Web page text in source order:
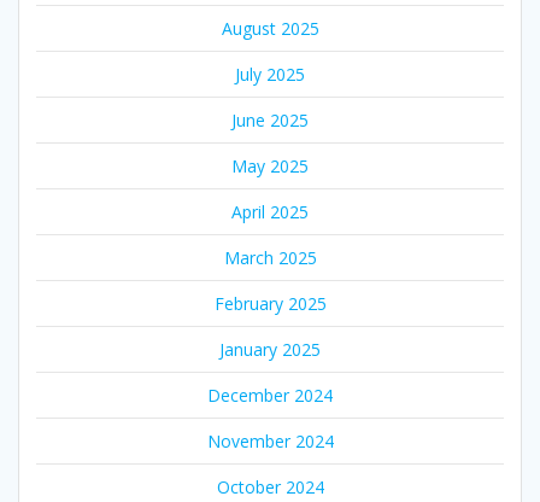
August 2025
July 2025
June 2025
May 2025
April 2025
March 2025
February 2025
January 2025
December 2024
November 2024
October 2024